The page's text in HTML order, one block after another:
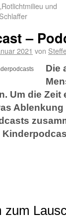
und
–
2021 von
Die
Um die
zum